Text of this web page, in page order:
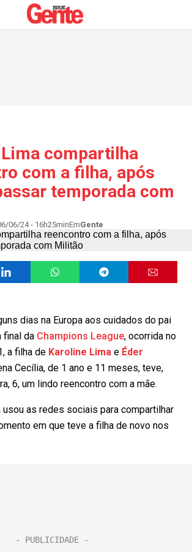
compartilha
com a filha, após
temporada com
06/24 - 16h25minEmGente
dias na Europa aos cuidados do pai
final da Champions League, ocorrida no
a filha de Karoline Lima e Éder
Cecília, de 1 ano e 11 meses, teve,
6, um lindo reencontro com a mãe.
usou as redes sociais para compartilhar
em que teve a filha de novo nos